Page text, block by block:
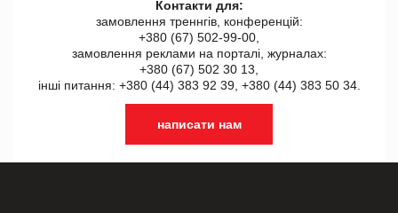
Контакти для:
замовлення треннгів, конференцій:
+380 (67) 502-99-00,
замовлення реклами на порталі, журналах:
+380 (67) 502 30 13,
інші питання: +380 (44) 383 92 39, +380 (44) 383 50 34.
написати нам